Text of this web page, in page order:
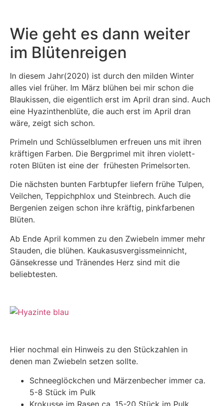
Wie geht es dann weiter
im Blütenreigen
In diesem Jahr(2020) ist durch den milden Winter
alles viel früher. Im März blühen bei mir schon die
Blaukissen, die eigentlich erst im April dran sind. Auch
eine Hyazinthenblüte, die auch erst im April dran
wäre, zeigt sich schon.
Primeln und Schlüsselblumen erfreuen uns mit ihren
kräftigen Farben. Die Bergprimel mit ihren violett-
roten Blüten ist eine der frühesten Primelsorten.
Die nächsten bunten Farbtupfer liefern frühe Tulpen,
Veilchen, Teppichphlox und Steinbrech. Auch die
Bergenien zeigen schon ihre kräftig, pinkfarbenen
Blüten.
Ab Ende April kommen zu den Zwiebeln immer mehr
Stauden, die blühen. Kaukasusvergissmeinnicht,
Gänsekresse und Tränendes Herz sind mit die
beliebtesten.
Hier nochmal ein Hinweis zu den Stückzahlen in
denen man Zwiebeln setzen sollte.
Schneeglöckchen und Märzenbecher immer ca.
5-8 Stück im Pulk
Krokusse im Rasen ca. 15-20 Stück im Pulk